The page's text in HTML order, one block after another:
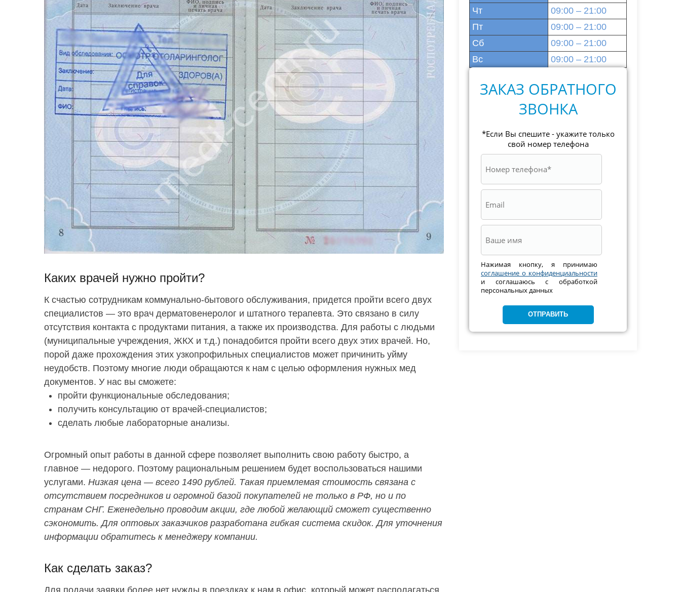
Каких врачей нужно пройти?
К счастью сотрудникам коммунально-бытового обслуживания, придется пройти всего двух
специалистов — это врач дерматовенеролог и штатного терапевта. Это связано в силу
отсутствия контакта с продуктами питания, а также их производства. Для работы с людьми
(муниципальные учреждения, ЖКХ и т.д.) понадобится пройти всего двух этих врачей. Но,
порой даже прохождения этих узкопрофильных специалистов может причинить уйму
неудобств. Поэтому многие люди обращаются к нам с целью оформления нужных мед
документов. У нас вы сможете:
пройти функциональные обследования;
получить консультацию от врачей-специалистов;
сделать любые лабораторные анализы.
Огромный опыт работы в данной сфере позволяет выполнить свою работу быстро, а
главное — недорого. Поэтому рациональным решением будет воспользоваться нашими
услугами. Низкая цена — всего 1490 рублей. Такая приемлемая стоимость связана с
отсутствием посредников и огромной базой покупателей не только в РФ, но и по
странам СНГ. Еженедельно проводим акции, где любой желающий сможет существенно
сэкономить. Для оптовых заказчиков разработана гибкая система скидок. Для уточнения
информации обратитесь к менеджеру компании.
Как сделать заказ?
Для подачи заявки более нет нужды в поездках к нам в офис, который может располагаться
Чт
09:00 – 21:00
Пт
09:00 – 21:00
Сб
09:00 – 21:00
Вс
09:00 – 21:00
ЗАКАЗ ОБРАТНОГО
ЗВОНКА
*Если Вы спешите - укажите только
свой номер телефона
Нажимая кнопку, я принимаю
соглашение о конфиденциальности
и соглашаюсь с обработкой
персональных данных